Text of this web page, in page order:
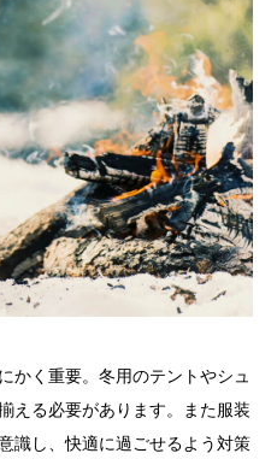
かく重要。冬用のテントやシュ
える必要があります。また服装
識し、快適に過ごせるよう対策